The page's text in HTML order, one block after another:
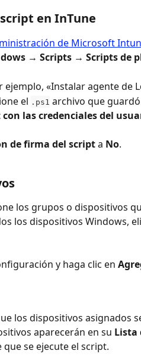
en InTune
de Microsoft
→ Scripts → Scripts de
«Instalar agente de
el .ps1 archivo que
las credenciales del
de firma del script a No.
los grupos o dispositivos
los dispositivos Windows,
y haga clic en
los dispositivos asignados
aparecerán en su Lista
se ejecute el script.